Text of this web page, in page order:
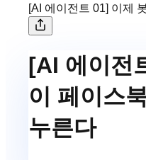
[AI 에이전트 01] 이제
른다
[AI 에이전
이 페이스
누른다